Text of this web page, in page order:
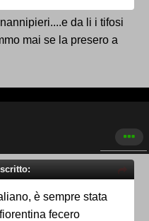
da li i tifosi
mai se la presero a
è sempre stata
fecero